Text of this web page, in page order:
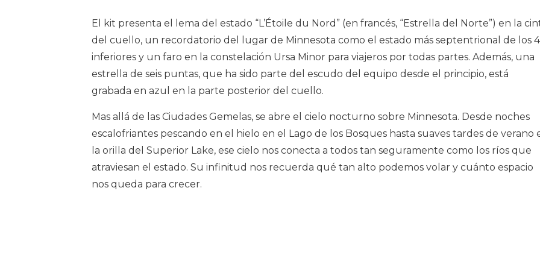
El kit presenta el lema del estado “L’Étoile du Nord” (en francés, “Estrella del Norte”) en la
del cuello, un recordatorio del lugar de Minnesota como el estado más septentrional de los
inferiores y un faro en la constelación Ursa Minor para viajeros por todas partes. Además, una
estrella de seis puntas, que ha sido parte del escudo del equipo desde el principio, está
grabada en azul en la parte posterior del cuello.
Mas allá de las Ciudades Gemelas, se abre el cielo nocturno sobre Minnesota. Desde noches
escalofriantes pescando en el hielo en el Lago de los Bosques hasta suaves tardes de verano
la orilla del Superior Lake, ese cielo nos conecta a todos tan seguramente como los ríos que
atraviesan el estado. Su infinitud nos recuerda qué tan alto podemos volar y cuánto espacio
nos queda para crecer.